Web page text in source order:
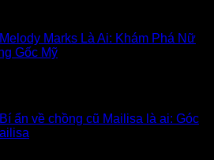
Melody Marks Là Ai: Khám Phá Nữ
Gốc Mỹ
Bí ẩn về chồng cũ Mailisa là ai: Góc